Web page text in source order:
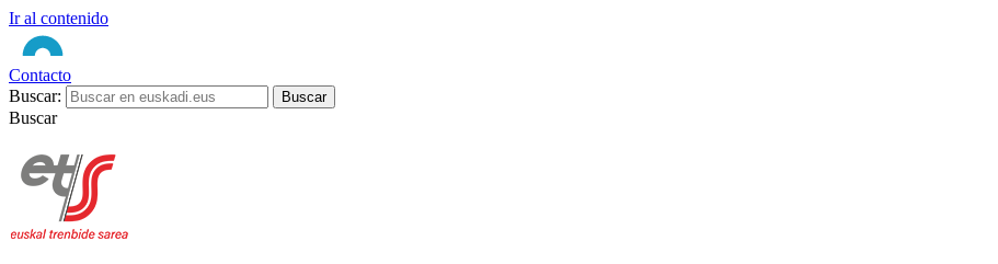
Ir al contenido
Contacto
Buscar:
Buscar